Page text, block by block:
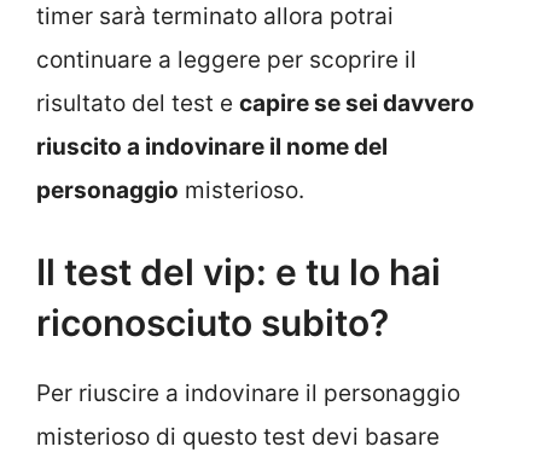
timer sarà terminato allora potrai
continuare a leggere per scoprire il
risultato del test e capire se sei davvero
riuscito a indovinare il nome del
personaggio misterioso.
Il test del vip: e tu lo hai
riconosciuto subito?
Per riuscire a indovinare il personaggio
misterioso di questo test devi basare